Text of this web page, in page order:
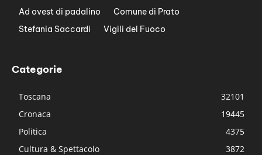
Ad ovest di padalino
Comune di Prato
Stefania Saccardi
Vigili del Fuoco
Categorie
Toscana
32101
Cronaca
19445
Politica
4375
Cultura & Spettacolo
3872